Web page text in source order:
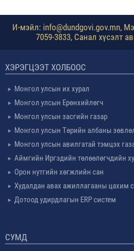
И-мэйл: info@dundgovi.gov.mn,
7059-3833, Санал хүсэлт
ХЭРЭГЦЭЭТ ХОЛБООС
Монгол улсын их хурал
Монгол улсын Ерөнхийлөгч
Монгол улсын засгийн газар
Монгол улсын Төрийн албаны
Монгол улсын авилгатай тэмцэх
Аймгийн Иргэдийн төлөөлөгчдийн
Орон нутгийн хөгжлийн сан
Худалдан авах ажиллагааны цахим
Дотоод удирдлагын ERP систем
СУМД